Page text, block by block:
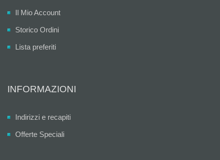
Il Mio Account
Storico Ordini
Lista preferiti
INFORMAZIONI
Indirizzi e recapiti
Offerte Speciali